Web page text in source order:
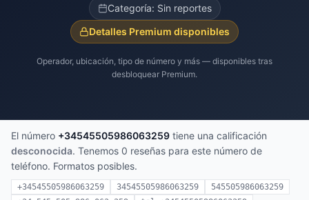
Categoría: Sin reportes
Detalles Premium disponibles
Operador, ubicación, tipo de número y más — disponibles tras
desbloquear Premium.
El número +34545505986063259 tiene una calificación
desconocida. Tenemos 0 reseñas para este número de
teléfono. Formatos posibles.
+34545505986063259 34545505986063259
545505986063259